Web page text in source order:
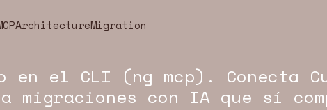
ArchitectureMigration
el CLI (ng mcp). Conecta
migraciones con IA que sí